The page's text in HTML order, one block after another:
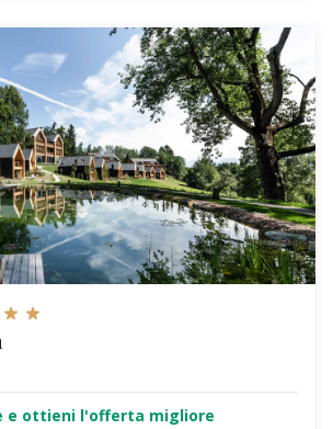
e ottieni l'offerta migliore